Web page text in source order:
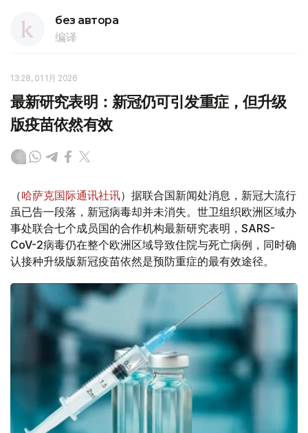
без автора
编译
13:28, 01 1月 2026
最新研究表明：新冠仍可引发重症，但升级
版疫苗依然有效
（哈萨克国际通讯社讯）据联合国新闻处消息，新冠大流行
虽已告一段落，新冠病毒却并未消失。世卫组织欧洲区域办
事处联合七个成员国的合作机构最新研究表明，SARS-
CoV-2病毒仍在整个欧洲区域导致住院与死亡病例，同时确
认接种升级版新冠疫苗依然是预防重症的最有效途径。